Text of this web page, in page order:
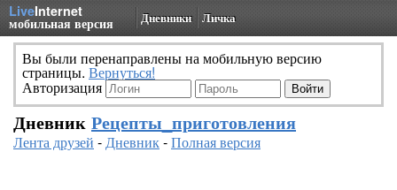
LiveInternet
мобильная версия Дневники Личка
Вы были перенаправлены на мобильную версию
страницы. Вернуться!
Авторизация
Дневник Рецепты_приготовления
Лента друзей -Дневник-Полная версия